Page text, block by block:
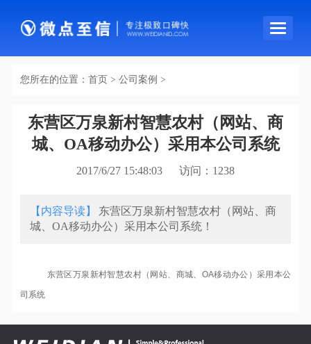
导
您所在的位置： 首页 > 公司案例 >
东营区万泉新村智慧农村（网站、商
城、OA移动办公）采用本公司系统
2017/6/27 15:48:03 访问： 1238
【内容导读】
东营区万泉新村智慧农村（网站、商
城、OA移动办公）采用本公司系统！
东营区万泉新村智慧农村（网站、商城、OA移动办公）采用本公
司系统